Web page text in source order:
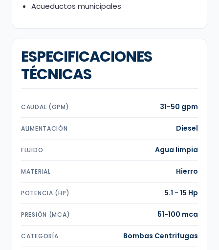
Acueductos municipales
ESPECIFICACIONES
TÉCNICAS
CAUDAL (GPM) 31-50 gpm
ALIMENTACIÓN Diesel
FLUIDO Agua limpia
MATERIAL Hierro
POTENCIA (HP) 5.1 - 15 Hp
PRESIÓN (MCA) 51-100 mca
CATEGORÍA Bombas Centrifugas